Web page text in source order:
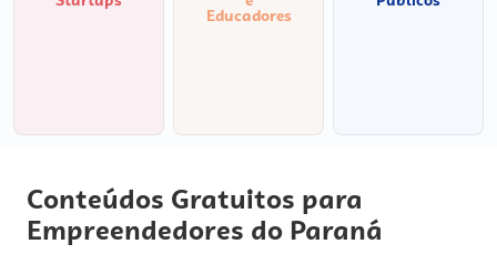
Educadores
Conteúdos Gratuitos para
Empreendedores do Paraná